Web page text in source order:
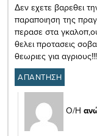
Δεν εχετε βαρεθει
παραποιηση της
περασε στα
θελει προτασεις
θεωριες για αγριους!!!
ΑΠΑΝΤΗΣΗ
Ο/Η